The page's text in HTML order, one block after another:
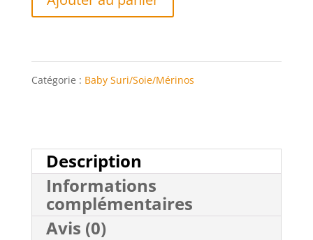
de
Catégorie : Baby Suri/Soie/Mérinos
Description
Informations
complémentaires
Avis (0)